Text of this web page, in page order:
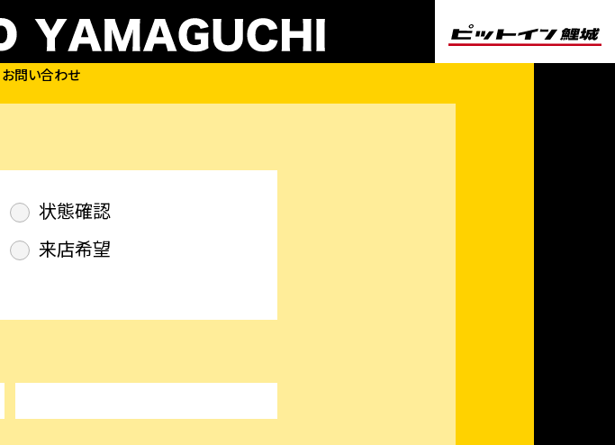
お問い合わせ
状態確認
来店希望